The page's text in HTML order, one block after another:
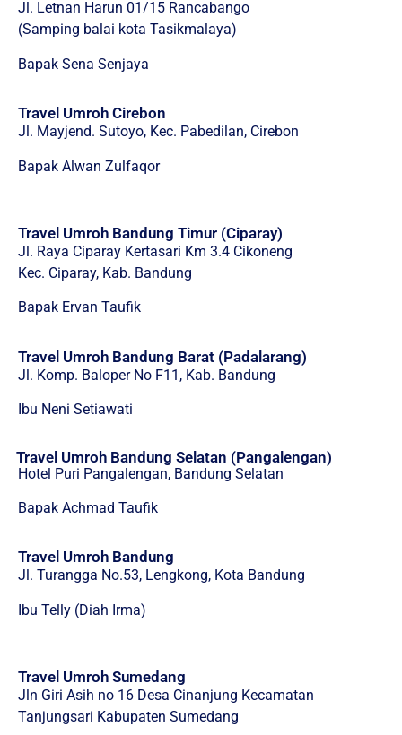
Jl. Letnan Harun 01/15 Rancabango
(Samping balai kota Tasikmalaya)
Bapak Sena Senjaya
Travel Umroh Cirebon
Jl. Mayjend. Sutoyo, Kec. Pabedilan, Cirebon
Bapak Alwan Zulfaqor
Travel Umroh Bandung Timur (Ciparay)
Jl. Raya Ciparay Kertasari Km 3.4 Cikoneng
Kec. Ciparay, Kab. Bandung
Bapak Ervan Taufik
Travel Umroh Bandung Barat (Padalarang)
Jl. Komp. Baloper No F11, Kab. Bandung
Ibu Neni Setiawati
Travel Umroh Bandung Selatan (Pangalengan)
Hotel Puri Pangalengan, Bandung Selatan
Bapak Achmad Taufik
Travel Umroh Bandung
Jl. Turangga No.53, Lengkong, Kota Bandung
Ibu Telly (Diah Irma)
Travel Umroh Sumedang
Jln Giri Asih no 16 Desa Cinanjung Kecamatan
Tanjungsari Kabupaten Sumedang